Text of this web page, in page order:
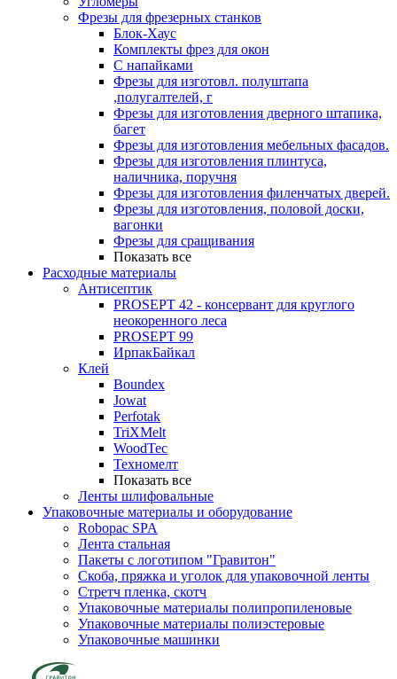
Фрезы для фрезерных станков
Блок-Хаус
Комплекты фрез для окон
С напайками
Фрезы для изготовл. полуштапа
,полугалтелей, г
Фрезы для изготовления дверного штапика,
багет
Фрезы для изготовления мебельных фасадов.
Фрезы для изготовления плинтуса,
наличника, поручня
Фрезы для изготовления филенчатых дверей.
Фрезы для изготовления, половой доски,
вагонки
Фрезы для сращивания
Показать все
Расходные материалы
Антисептик
PROSEPT 42 - консервант для круглого
неокоренного леса
PROSEPT 99
ИрпакБайкал
Клей
Boundex
Jowat
Perfotak
TriXMelt
WoodTec
Техномелт
Показать все
Ленты шлифовальные
Упаковочные материалы и оборудование
Robopac SPA
Лента стальная
Пакеты с логотипом "Гравитон"
Скоба, пряжка и уголок для упаковочной ленты
Стретч пленка, скотч
Упаковочные материалы полипропиленовые
Упаковочные материалы полиэстеровые
Упаковочные машинки